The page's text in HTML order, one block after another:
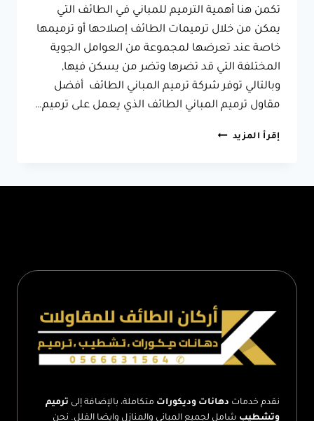
تكمن هنا أهمية الترميم للمباني في الطائف التي
يمكن من خلال ترميمات الطائف إصلاحها أو ترميمها
خاصة عند تعرضها لمجموعة من العوامل الجوية
المختلفة التي قد تضرها وتضر من يسكن فيها,
وبالتالي توفر شركة ترميم المباني الطائف أفضل
مقاول ترميم المباني الطائف الذي يعمل على ترميم…
إقرأ المزيد مقاول
المباني
الحجرية
الطائف
نقدم خدمات دهانات وديكورات متكاملة، بالإضافة إلى ترميم
وتشطيب شامل لجميع المباني والمنازل وايضا الفلل. نحن